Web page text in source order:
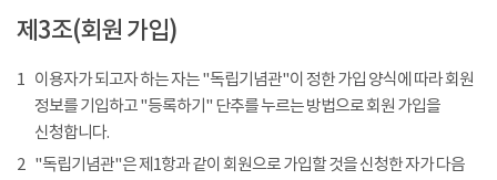
제3조(회원 가입)
1 이용자가 되고자 하는 자는 "독립기념관"이 정한 가입 양식에 따라 회원
정보를 기입하고 "등록하기" 단추를 누르는 방법으로 회원 가입을
신청합니다.
2 "독립기념관"은 제1항과 같이 회원으로 가입할 것을 신청한 자가 다음